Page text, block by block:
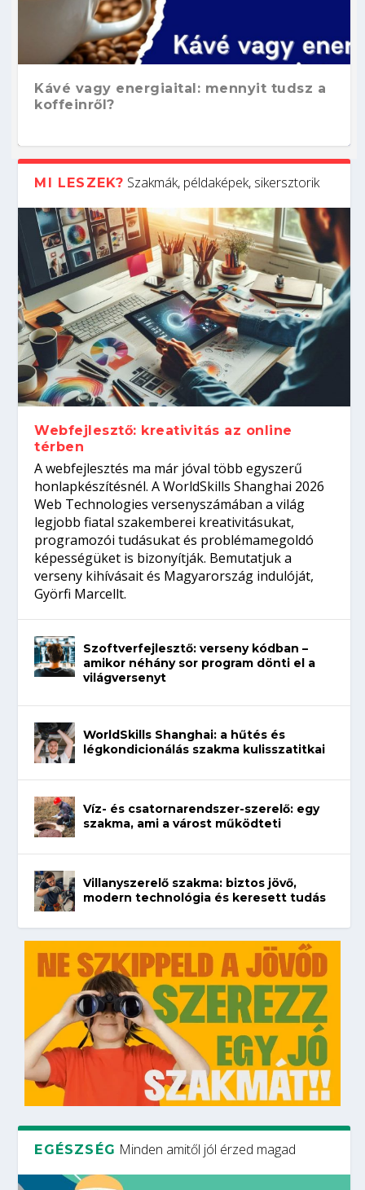
Kávé vagy energiaital: mennyit tudsz a
koffeinről?
Hogyan készíts ATS-barát önéletrajzot?
Így növelheted az esélyedet az
állásinterjúra...
Kitalálod, mire használják ezeket a
gépeket?
Nem sikerült az egyetemi felvételi?
Tanulj szakmát!
Szoftverfejlesztő: verseny kódban –
amikor néhány sor program dönti el a
világversenyt...
MI LESZEK? Szakmák, példaképek, sikersztorik
Webfejlesztő: kreativitás az online
térben
A webfejlesztés ma már jóval több egyszerű
honlapkészítésnél. A WorldSkills Shanghai 2026
Web Technologies versenyszámában a világ
legjobb fiatal szakemberei kreativitásukat,
programozói tudásukat és problémamegoldó
képességüket is bizonyítják. Bemutatjuk a
verseny kihívásait és Magyarország indulóját,
Györfi Marcellt.
Szoftverfejlesztő: verseny kódban –
amikor néhány sor program dönti el a
világversenyt
WorldSkills Shanghai: a hűtés és
légkondicionálás szakma kulisszatitkai
Víz- és csatornarendszer-szerelő: egy
szakma, ami a várost működteti
Villanyszerelő szakma: biztos jövő,
modern technológia és keresett tudás
EGÉSZSÉG Minden amitől jól érzed magad